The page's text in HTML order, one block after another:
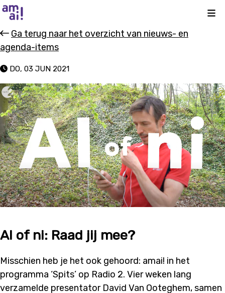
Ga terug naar het overzicht van nieuws- en
agenda-items
DO, 03 JUN 2021
AI of ni: Raad jij mee?
Misschien heb je het ook gehoord: amai! in het
programma ‘Spits’ op Radio 2. Vier weken lang
verzamelde presentator David Van Ooteghem, samen